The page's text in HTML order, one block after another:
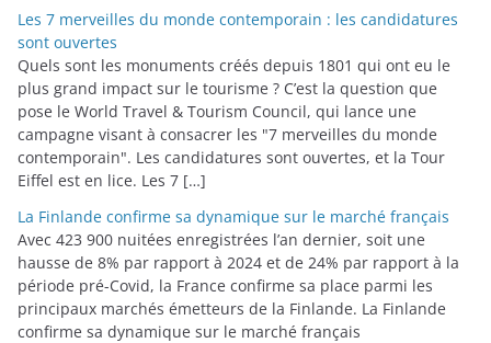
Les 7 merveilles du monde contemporain : les candidatures
sont ouvertes
Quels sont les monuments créés depuis 1801 qui ont eu le
plus grand impact sur le tourisme ? C’est la question que
pose le World Travel & Tourism Council, qui lance une
campagne visant à consacrer les "7 merveilles du monde
contemporain". Les candidatures sont ouvertes, et la Tour
Eiffel est en lice. Les 7 […]
La Finlande confirme sa dynamique sur le marché français
Avec 423 900 nuitées enregistrées l’an dernier, soit une
hausse de 8% par rapport à 2024 et de 24% par rapport à la
période pré-Covid, la France confirme sa place parmi les
principaux marchés émetteurs de la Finlande. La Finlande
confirme sa dynamique sur le marché français